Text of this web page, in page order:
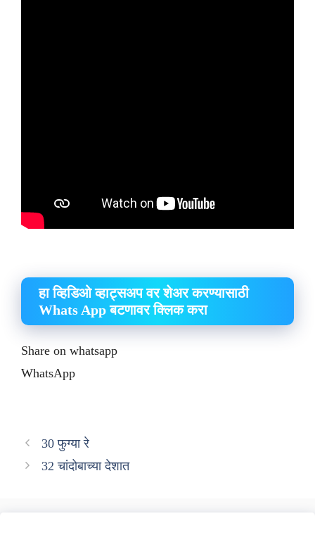
हा व्हिडिओ व्हाट्सअप वर शेअर करण्यासाठी
Whats App बटणावर क्लिक करा
Share on whatsapp
WhatsApp
30 फुग्या रे
32 चांदोबाच्या देशात